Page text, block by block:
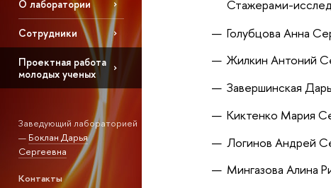
О лаборатории
Сотрудники
Проектная работа
молодых ученых
Заведующий лабораторией
— Боклан Дарья
Сергеевна
Контакты
Стажерами-
Голубцова Анна
Жилкин Антоний
Завершинская
Киктенко Мария
Логинов Андрей
Мингазова Алина